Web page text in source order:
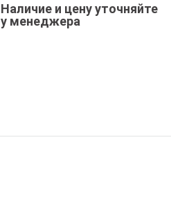
Наличие и цену уточняйте
у менеджера